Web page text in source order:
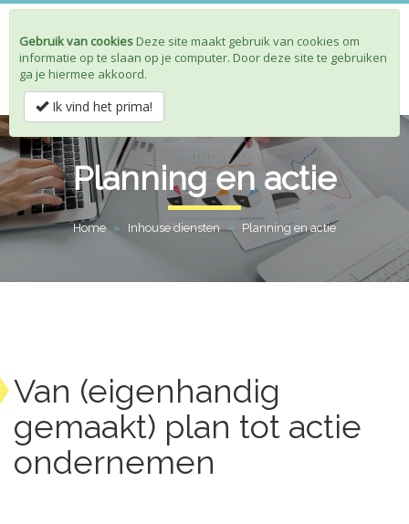
Toggle
Planning en actie
Home » Inhouse diensten » Planning en actie
Van (eigenhandig
gemaakt) plan tot actie
ondernemen
Gebruik van cookiesDeze site maakt gebruik van cookies om
informatie op te slaan op je computer. Door deze site te gebruiken
ga je hiermee akkoord.
Ik vind het prima!